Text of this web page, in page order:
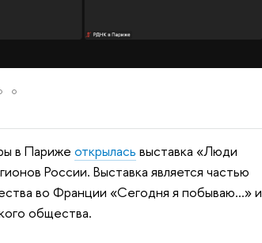
в Парижеоткрылась выставка «Люди
России. Выставка является частью
во Франции «Сегодня я побываю…» и
общества.